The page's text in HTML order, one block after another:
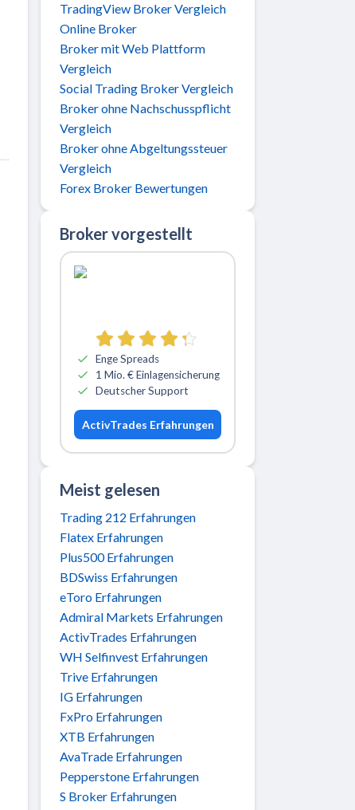
TradingView Broker Vergleich
Online Broker
Broker mit Web Plattform
Vergleich
Social Trading Broker Vergleich
Broker ohne Nachschusspflicht
Vergleich
Broker ohne Abgeltungssteuer
Vergleich
Forex Broker Bewertungen
Broker vorgestellt
Enge Spreads
1 Mio. € Einlagensicherung
Deutscher Support
ActivTrades Erfahrungen
Meist gelesen
Trading 212 Erfahrungen
Flatex Erfahrungen
Plus500 Erfahrungen
BDSwiss Erfahrungen
eToro Erfahrungen
Admiral Markets Erfahrungen
ActivTrades Erfahrungen
WH Selfinvest Erfahrungen
Trive Erfahrungen
IG Erfahrungen
FxPro Erfahrungen
XTB Erfahrungen
AvaTrade Erfahrungen
Pepperstone Erfahrungen
S Broker Erfahrungen